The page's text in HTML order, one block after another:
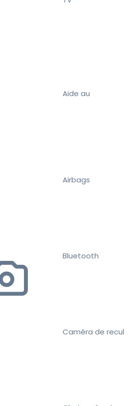
Aide au
Airbags
Bluetooth
Caméra de recul